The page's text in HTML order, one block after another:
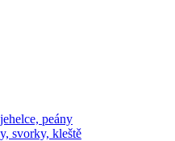
peány
svorky, kleště